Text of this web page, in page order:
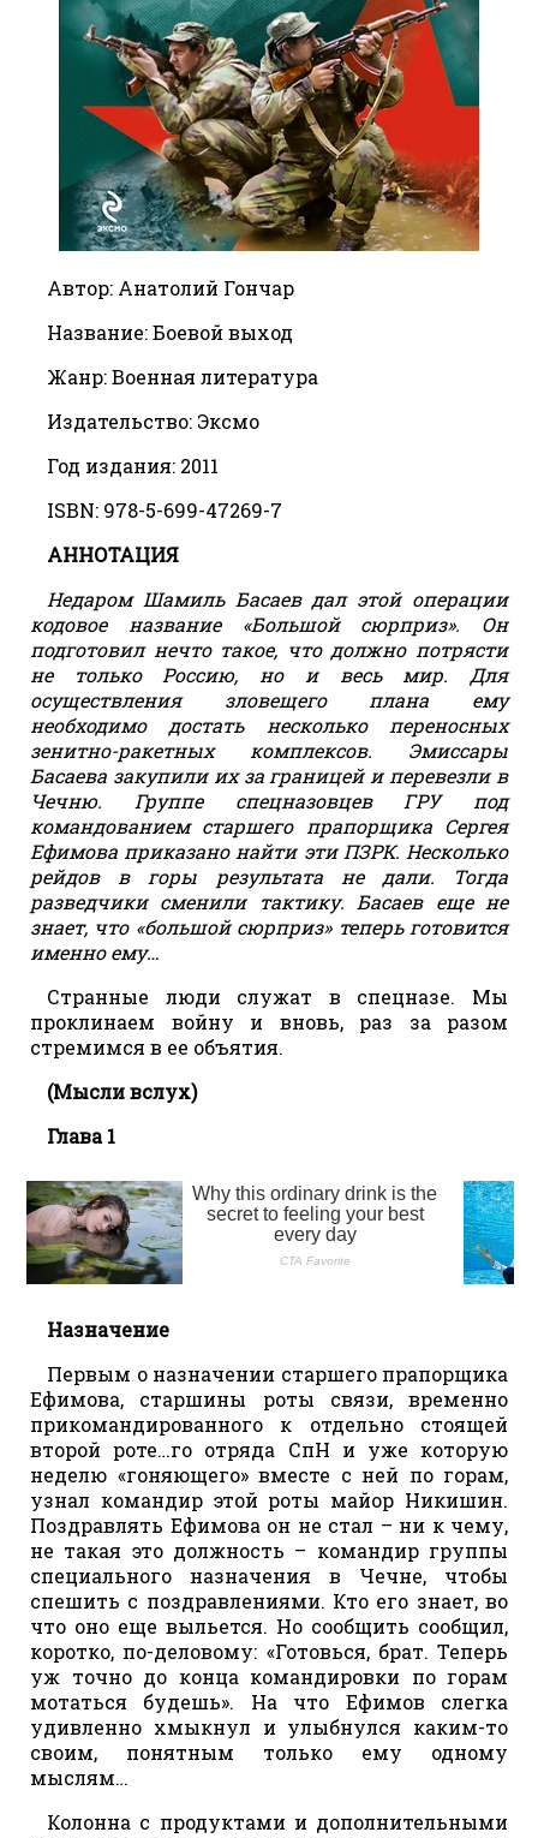
Автор: Анатолий Гончар
Название: Боевой выход
Жанр: Военная литература
Издательство: Эксмо
Год издания: 2011
ISBN: 978-5-699-47269-7
АННОТАЦИЯ
Недаром Шамиль Басаев дал этой операции
кодовое название «Большой сюрприз». Он
подготовил нечто такое, что должно потрясти
не только Россию, но и весь мир. Для
осуществления зловещего плана ему
необходимо достать несколько переносных
зенитно-ракетных комплексов. Эмиссары
Басаева закупили их за границей и перевезли в
Чечню. Группе спецназовцев ГРУ под
командованием старшего прапорщика Сергея
Ефимова приказано найти эти ПЗРК. Несколько
рейдов в горы результата не дали. Тогда
разведчики сменили тактику. Басаев еще не
знает, что «большой сюрприз» теперь готовится
именно ему…
Странные люди служат в спецназе. Мы
проклинаем войну и вновь, раз за разом
стремимся в ее объятия.
(Мысли вслух)
Глава 1
Назначение
Первым о назначении старшего прапорщика
Ефимова, старшины роты связи, временно
прикомандированного к отдельно стоящей
второй роте…го отряда СпН и уже которую
неделю «гоняющего» вместе с ней по горам,
узнал командир этой роты майор Никишин.
Поздравлять Ефимова он не стал – ни к чему,
не такая это должность – командир группы
специального назначения в Чечне, чтобы
спешить с поздравлениями. Кто его знает, во
что оно еще выльется. Но сообщить сообщил,
коротко, по-деловому: «Готовься, брат. Теперь
уж точно до конца командировки по горам
мотаться будешь». На что Ефимов слегка
удивленно хмыкнул и улыбнулся каким-то
своим, понятным только ему одному
мыслям…
Колонна с продуктами и дополнительными